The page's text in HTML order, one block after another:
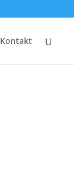
Kontakt